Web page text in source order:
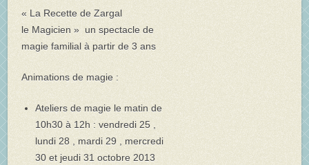
« La Recette de Zargal
le Magicien » un spectacle de
magie familial à partir de 3 ans
Animations de magie :
Ateliers de magie le matin de
10h30 à 12h : vendredi 25 ,
lundi 28 , mardi 29 , mercredi
30 et jeudi 31 octobre 2013